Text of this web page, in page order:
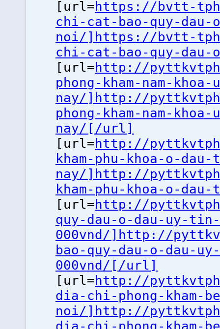
[url=https://bvtt-
chi-cat-bao-quy-
noi/]https://bvtt-
chi-cat-bao-quy-
[url=http://
phong-kham-nam-
nay/]http://
phong-kham-nam-
nay/[/url]
[url=http://
kham-phu-khoa-o-
nay/]http://
kham-phu-khoa-o-
[url=http://
quy-dau-o-dau-uy-
000vnd/]http://
bao-quy-dau-o-dau-
000vnd/[/url]
[url=http://
dia-chi-phong-
noi/]http://
dia-chi-phong-